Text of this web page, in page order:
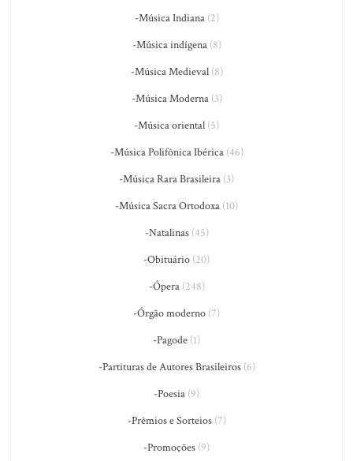
-Música Indiana(2)
-Música indígena(8)
-Música Medieval(8)
-Música Moderna(3)
-Música oriental (5)
-Música Polifônica Ibérica(46)
-Música Rara Brasileira (3)
-Música Sacra Ortodoxa (10)
-Natalinas(45)
-Obituário (20)
-Ópera(248)
-Órgão moderno (7)
-Pagode (1)
-Partituras de Autores Brasileiros(6)
-Poesia (9)
-Prêmios e Sorteios(7)
-Promoções (9)